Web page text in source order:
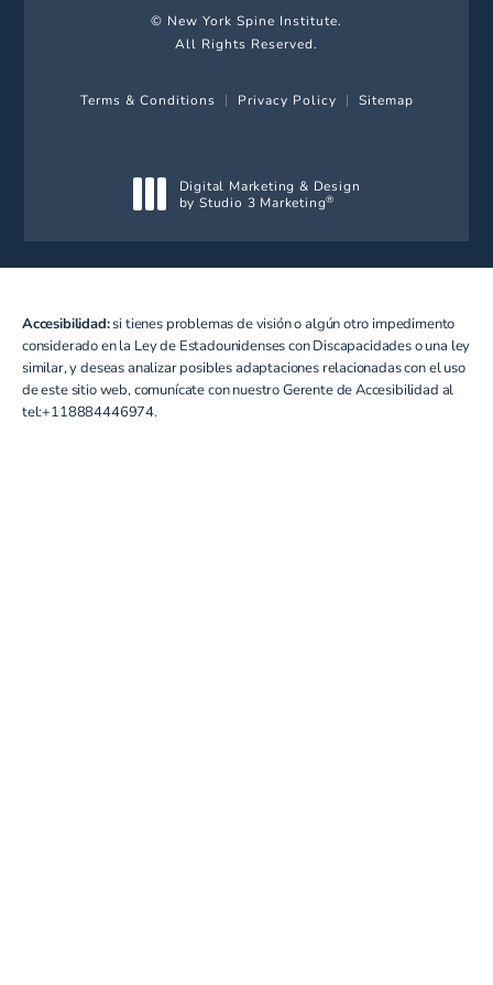
© New York Spine Institute.
All Rights Reserved.
Terms & Conditions Privacy Policy Sitemap
Digital Marketing & Design
by Studio 3 Marketing®
Accesibilidad:si tienes problemas de visión o algún otro impedimento
considerado en la Ley de Estadounidenses con Discapacidades o una ley
similar, y deseas analizar posibles adaptaciones relacionadas con el uso
de este sitio web, comunícate con nuestro Gerente de Accesibilidad al
tel:+118884446974.